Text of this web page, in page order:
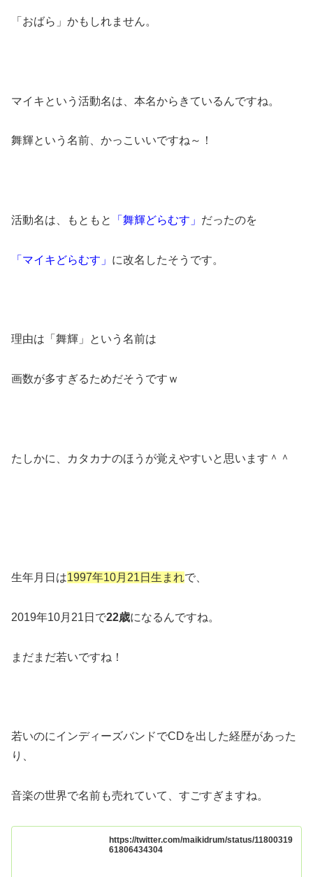
「おばら」かもしれません。
マイキという活動名は、本名からきているんですね。
舞輝という名前、かっこいいですね～！
活動名は、もともと 「舞輝どらむす」 だったのを
「マイキどらむす」 に改名したそうです。
理由は「舞輝」という名前は
画数が多すぎるためだそうですｗ
たしかに、カタカナのほうが覚えやすいと思います＾＾
生年月日は1997年10月21日生まれで、
2019年10月21日で22歳になるんですね。
まだまだ若いですね！
若いのにインディーズバンドでCDを出した経歴があった
り、
音楽の世界で名前も売れていて、すごすぎますね。
https://twitter.com/maikidrum/status/11800319
61806434304